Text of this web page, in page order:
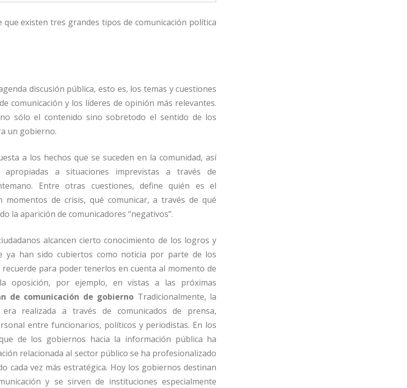
que existen tres grandes tipos de comunicación política
discusión pública, esto es, los temas y cuestiones
comunicación y los líderes de opinión más relevantes.
sólo el contenido sino sobretodo el sentido de los
un gobierno.
a los hechos que se suceden en la comunidad, así
a situaciones imprevistas a través de
Entre otras cuestiones, define quién es el
momentos de crisis, qué comunicar, a través de qué
la aparición de comunicadores “negativos”.
alcancen cierto conocimiento de los logros y
ya han sido cubiertos como noticia por parte de los
recuerde para poder tenerlos en cuenta al momento de
oposición, por ejemplo, en vistas a las próximas
de comunicación de gobierno Tradicionalmente, la
realizada a través de comunicados de prensa,
entre funcionarios, políticos y periodistas. En los
de los gobiernos hacia la información pública ha
relacionada al sector público se ha profesionalizado
cada vez más estratégica. Hoy los gobiernos destinan
y se sirven de instituciones especialmente